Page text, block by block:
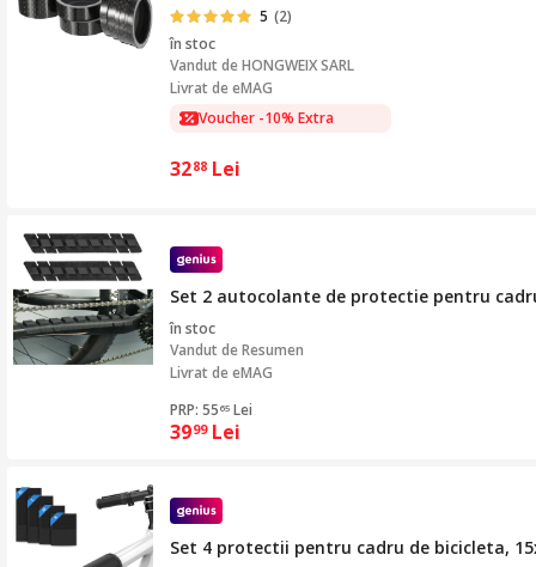
5 (2)
în stoc
Vandut deHONGWEIX SARL
Livrat de eMAG
Voucher -10% Extra
3288 Lei
Set 2 autocolante de protectie pentru
în stoc
Vandut deResumen
Livrat de eMAG
PRP: 55 65 Lei
3999 Lei
Set 4 protectii pentru cadru de bicicleta,